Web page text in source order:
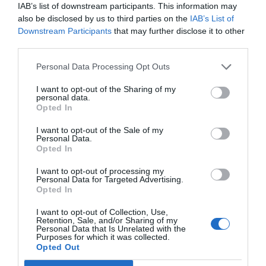
IAB’s list of downstream participants. This information may
also be disclosed by us to third parties on the IAB’s List of
Downstream Participants that may further disclose it to other
Personal Data Processing Opt Outs
I want to opt-out of the Sharing of my
personal data.
Opted In
I want to opt-out of the Sale of my
Personal Data.
Opted In
I want to opt-out of processing my
Personal Data for Targeted Advertising.
Opted In
I want to opt-out of Collection, Use,
Retention, Sale, and/or Sharing of my
Personal Data that Is Unrelated with the
Purposes for which it was collected.
Opted Out
Aemet no descarta ademásprecipitaciones aisladas
en otros puntos del interior e incluso en algunas zonas
Pese a ello, no hay activados avisos meteorológicos
para este lunes en la Comunitat Valenciana.